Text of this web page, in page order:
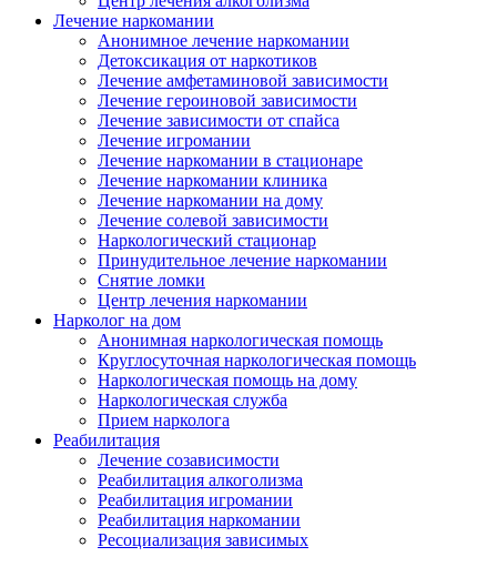
Лечение наркомании
Анонимное лечение наркомании
Детоксикация от наркотиков
Лечение амфетаминовой зависимости
Лечение героиновой зависимости
Лечение зависимости от спайса
Лечение игромании
Лечение наркомании в стационаре
Лечение наркомании клиника
Лечение наркомании на дому
Лечение солевой зависимости
Наркологический стационар
Принудительное лечение наркомании
Снятие ломки
Центр лечения наркомании
Нарколог на дом
Анонимная наркологическая помощь
Круглосуточная наркологическая помощь
Наркологическая помощь на дому
Наркологическая служба
Прием нарколога
Реабилитация
Лечение созависимости
Реабилитация алкоголизма
Реабилитация игромании
Реабилитация наркомании
Ресоциализация зависимых